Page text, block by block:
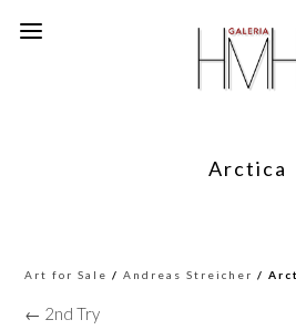
Arctica
Art for Sale /Andreas Streicher /
← 2nd Try